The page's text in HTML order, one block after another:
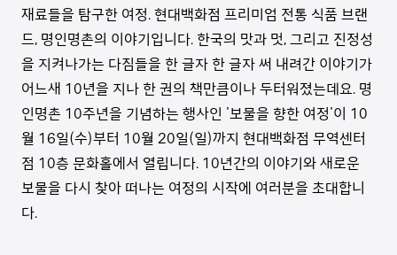
재료들을 탐구한 여정. 현대백화점 프리미엄 전통 식품 브랜
드, 명인명촌의 이야기입니다. 한국의 맛과 멋, 그리고 진정성
을 지켜나가는 다짐들을 한 글자 한 글자 써 내려간 이야기가
어느새 10년을 지나 한 권의 책만큼이나 두터워졌는데요. 명
인명촌 10주년을 기념하는 행사인 '보물을 향한 여정'이 10
월 16일(수)부터 10월 20일(일)까지 현대백화점 무역센터
점 10층 문화홀에서 열립니다. 10년간의 이야기와 새로운
보물을 다시 찾아 떠나는 여정의 시작에 여러분을 초대합니
다.